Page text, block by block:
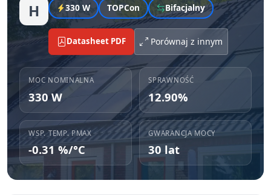
H 330 W TOPCon Bifacjalny
Datasheet PDF Porównaj z innym
MOC NOMINALNA
330 W
SPRAWNOŚĆ
12.90%
WSP. TEMP. PMAX
-0.31 %/°C
GWARANCJA MOCY
30 lat